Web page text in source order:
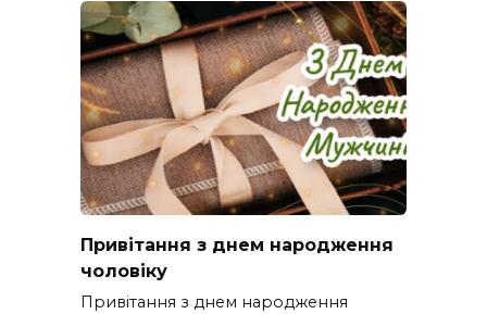
Привітання з днем народження
чоловіку
Привітання з днем народження